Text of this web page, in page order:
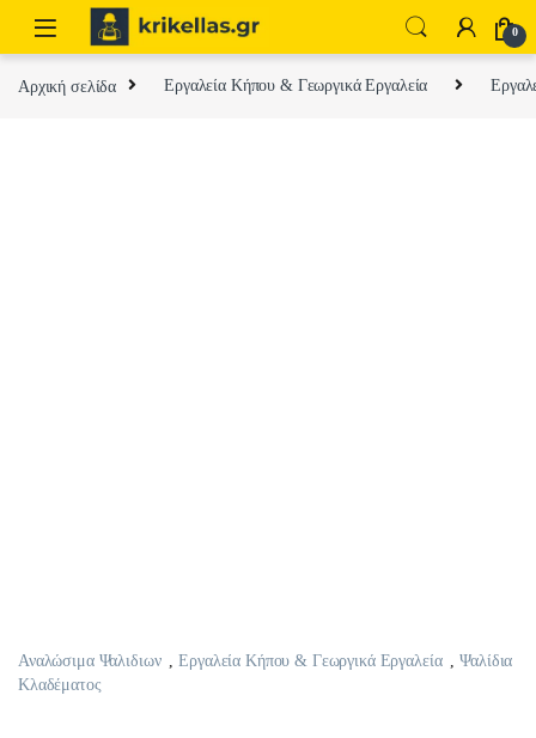
Skip to navigation
Skip to content
0
Αρχική σελίδα Εργαλεία Κήπου & Γεωργικά Εργαλεία
Αναλώσιμα Ψαλιδιων ,Εργαλεία Κήπου & Γεωργικά Εργαλεία ,Ψαλίδια
Κλαδέματος